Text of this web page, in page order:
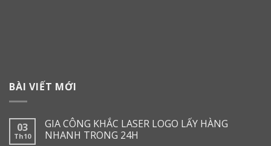
BÀI VIẾT MỚI
03
Th10
GIA CÔNG KHẮC LASER LOGO LẤY HÀNG
NHANH TRONG 24H